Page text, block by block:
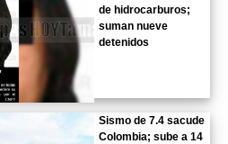
de hidrocarburos;
suman nueve
detenidos
Sismo de 7.4 sacude
Colombia; sube a 14